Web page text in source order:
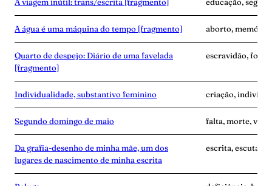
A viagem inútil: trans/escrita [fragmento] educação,
A água é uma máquina do tempo [fragmento] aborto,
Quarto de despejo: Diário de uma favelada
[fragmento]
escravidão,
Individualidade, substantivo feminino criação,
Segundo domingo de maio falta, morte,
Da grafia-desenho de minha mãe, um dos
lugares de nascimento de minha escrita
escrita, escuta,